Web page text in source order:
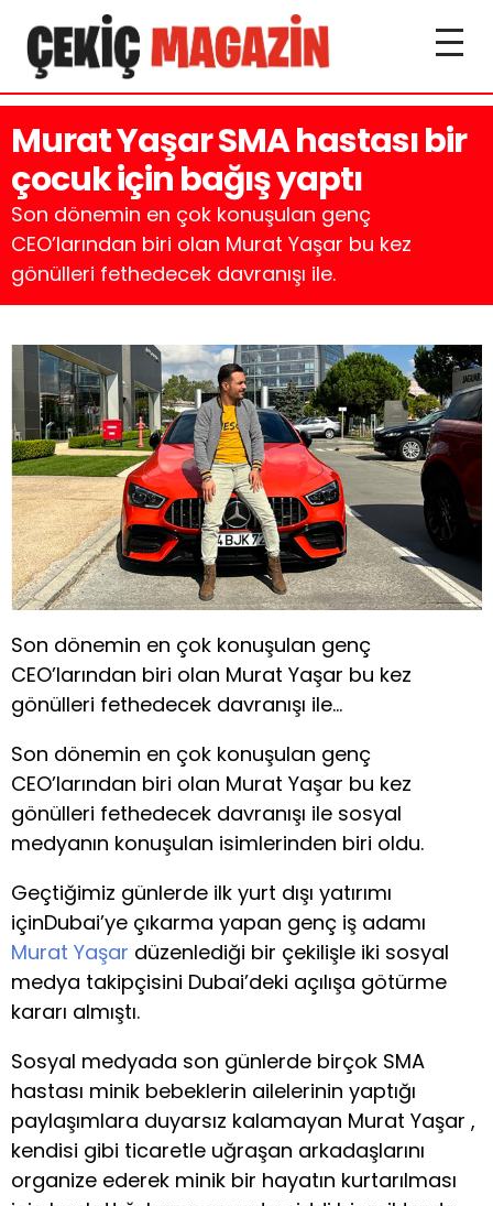
Murat Yaşar SMA hastası bir
çocuk için bağış yaptı
Son dönemin en çok konuşulan genç
CEO’larından biri olan Murat Yaşar bu kez
gönülleri fethedecek davranışı ile.
Son dönemin en çok konuşulan genç
CEO’larından biri olan Murat Yaşar bu kez
gönülleri fethedecek davranışı ile…
Son dönemin en çok konuşulan genç
CEO’larından biri olan Murat Yaşar bu kez
gönülleri fethedecek davranışı ile sosyal
medyanın konuşulan isimlerinden biri oldu.
Geçtiğimiz günlerde ilk yurt dışı yatırımı
içinDubai’ye çıkarma yapan genç iş adamı
Murat Yaşar düzenlediği bir çekilişle iki sosyal
medya takipçisini Dubai’deki açılışa götürme
kararı almıştı.
Sosyal medyada son günlerde birçok SMA
hastası minik bebeklerin ailelerinin yaptığı
paylaşımlara duyarsız kalamayan Murat Yaşar ,
kendisi gibi ticaretle uğraşan arkadaşlarını
organize ederek minik bir hayatın kurtarılması